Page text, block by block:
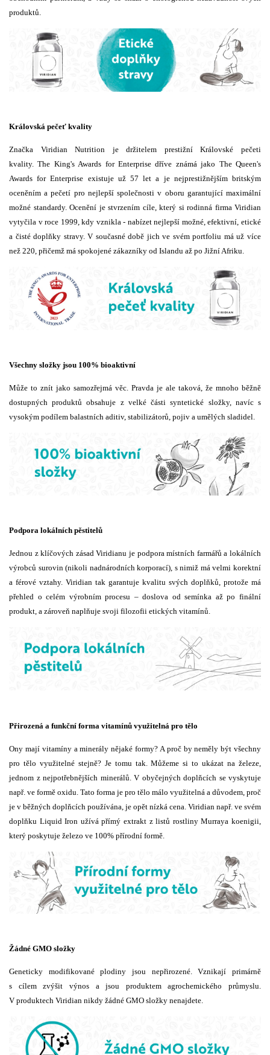
produktů.
Královská pečeť kvality
Značka Viridian Nutrition je držitelem prestižní Královské pečeti
kvality. The King's Awards for Enterprise dříve známá jako The Queen's
Awards for Enterprise existuje už 57 let a je nejprestižnějším britským
oceněním a pečetí pro nejlepší společnosti v oboru garantující maximální
možné standardy. Ocenění je stvrzením cíle, který si rodinná firma Viridian
vytyčila v roce 1999, kdy vznikla - nabízet nejlepší možné, efektivní, etické
a čisté doplňky stravy. V současné době jich ve svém portfoliu má už více
než 220, přičemž má spokojené zákazníky od Islandu až po Jižní Afriku.
Všechny složky jsou 100% bioaktivní
Může to znít jako samozřejmá věc. Pravda je ale taková, že mnoho běžně
dostupných produktů obsahuje z velké části syntetické složky, navíc s
vysokým podílem balastních aditiv, stabilizátorů, pojiv a umělých sladidel.
Podpora lokálních pěstitelů
Jednou z klíčových zásad Viridianu je podpora místních farmářů a lokálních
výrobců surovin (nikoli nadnárodních korporací), s nimiž má velmi korektní
a férové vztahy. Viridian tak garantuje kvalitu svých doplňků, protože má
přehled o celém výrobním procesu – doslova od semínka až po finální
produkt, a zároveň naplňuje svoji filozofii etických vitamínů.
Přirozená a funkční forma vitamínů využitelná pro tělo
Ony mají vitamíny a minerály nějaké formy? A proč by neměly být všechny
pro tělo využitelné stejně? Je tomu tak. Můžeme si to ukázat na železe,
jednom z nejpotřebnějších minerálů. V obyčejných doplňcích se vyskytuje
např. ve formě oxidu. Tato forma je pro tělo málo využitelná a důvodem, proč
je v běžných doplňcích používána, je opět nízká cena. Viridian např. ve svém
doplňku Liquid Iron užívá přímý extrakt z listů rostliny Murraya koenigii,
který poskytuje železo ve 100% přírodní formě.
Žádné GMO složky
Geneticky modifikované plodiny jsou nepřirozené. Vznikají primárně
s cílem zvýšit výnos a jsou produktem agrochemického průmyslu.
V produktech Viridian nikdy žádné GMO složky nenajdete.